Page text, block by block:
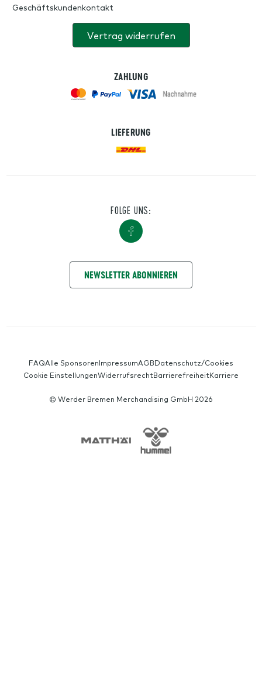
Geschäftskundenkontakt
Vertrag widerrufen
ZAHLUNG
LIEFERUNG
FOLGE UNS:
NIMM KONTAKT AUFNEWSLETTER ABONNIEREN
SERVICE-NAVIGATION
FAQAlle SponsorenImpressumAGBDatenschutz/Cookies
Cookie EinstellungenWiderrufsrechtBarrierefreiheitKarriere
© Werder Bremen Merchandising GmbH 2026